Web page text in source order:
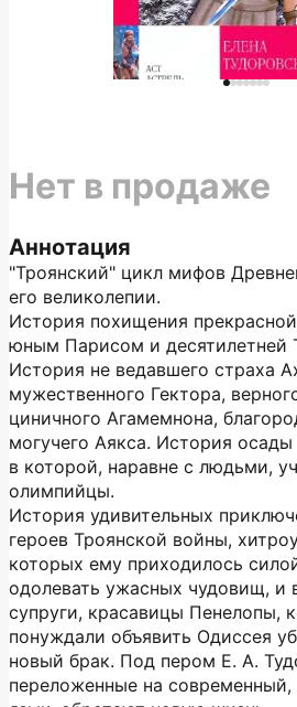
Аннотация
"Троянский" цикл мифов
его великолепии.
История похищения
юным Парисом и десятилетней
История не ведавшего страха
мужественного Гектора,
циничного Агамемнона,
могучего Аякса. История
в которой, наравне с людьми,
олимпийцы.
История удивительных
героев Троянской войны,
которых ему приходилось
одолевать ужасных чудовищ, и
супруги, красавицы Пенелопы,
понуждали объявить Одиссея
новый брак. Под пером Е. А.
переложенные на
Нет в продаже